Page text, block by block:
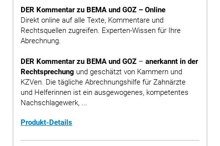
DER Kommentar zu BEMA und GOZ – Online
Direkt online auf alle Texte, Kommentare und
Rechtsquellen zugreifen. Experten-Wissen für Ihre
Abrechnung.
DER Kommentar zu BEMA und GOZ – anerkannt in der
Rechtsprechung und geschätzt von Kammern und
KZVen. Die tägliche Abrechnungshilfe für Zahnärzte
und Helferinnen ist ein ausgewogenes, kompetentes
Nachschlagewerk, ...
Produkt-Details